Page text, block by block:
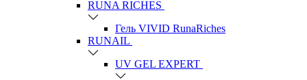
RUNA RICHES
Гель VIVID RunaRiches
RUNAIL
UV GEL EXPERT